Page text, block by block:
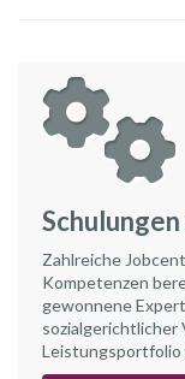
Zahlreiche
Kompetenzen
gewonnene
sozialgerichtlicher
Leistungsportfolio